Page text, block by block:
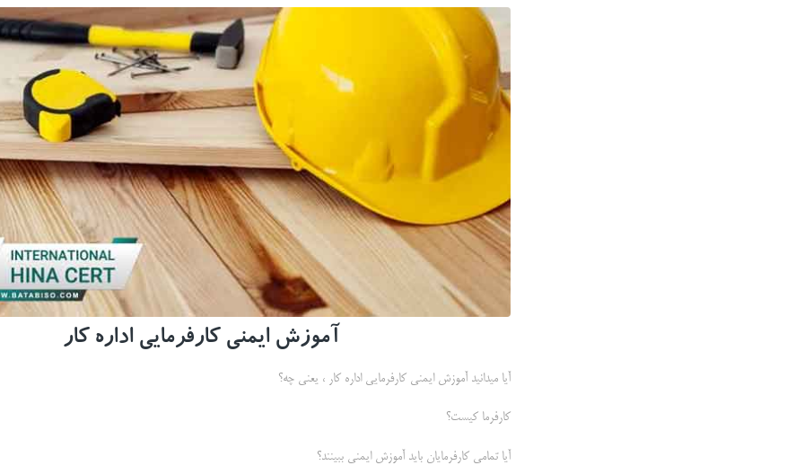
آموزش ایمنی کارفرمایی اداره کار
آیا میدانید آموزش ایمنی کارفرمایی اداره کار ، یعنی چه؟
کارفرما کیست؟
آیا تمامی کارفرمایان باید آموزش ایمنی ببینند؟